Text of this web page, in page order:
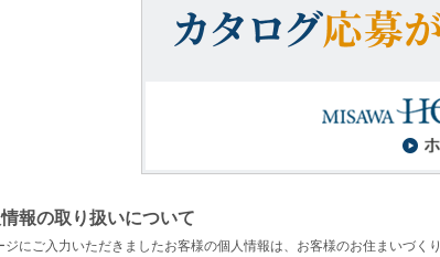
報の取り扱いについて
ジにご入力いただきましたお客様の個人情報は、お客様のお住まいづ